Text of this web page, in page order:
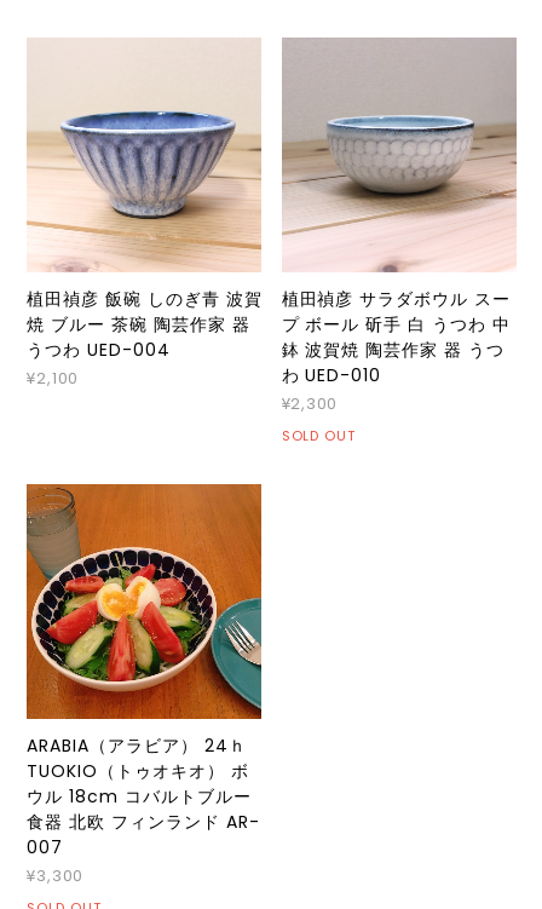
植田禎彦 飯碗 しのぎ青 波賀
焼 ブルー 茶碗 陶芸作家 器
うつわ UED-004
¥2,100
植田禎彦 サラダボウル スー
プ ボール 斫手 白 うつわ 中
鉢 波賀焼 陶芸作家 器 うつ
わ UED-010
¥2,300
SOLD OUT
ARABIA（アラビア） 24ｈ
TUOKIO（トゥオキオ） ボ
ウル 18cm コバルトブルー
食器 北欧 フィンランド AR-
007
¥3,300